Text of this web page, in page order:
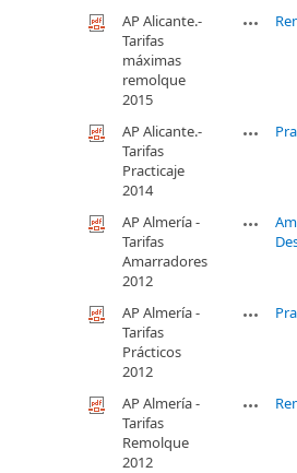
AP Alicante.-
Tarifas
máximas
remolque
2015
AP Alicante.-
Tarifas
Practicaje
2014
AP Almería -
Tarifas
Amarradores
2012
AP Almería -
Tarifas
Prácticos
2012
AP Almería -
Tarifas
Remolque
2012